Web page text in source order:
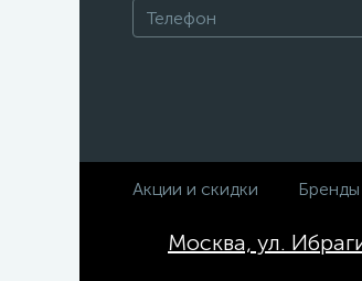
Акции и скидки Бренды
Москва, ул.